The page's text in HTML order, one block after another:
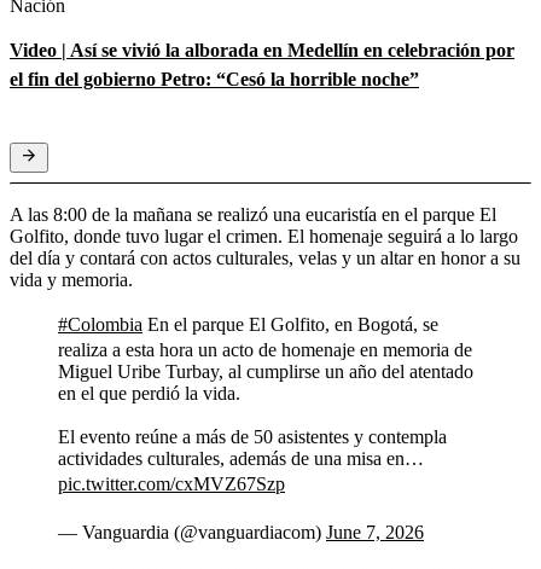
Nación
Video | Así se vivió la alborada en Medellín en celebración por
el fin del gobierno Petro: “Cesó la horrible noche”
A las 8:00 de la mañana se realizó una eucaristía en el parque El
Golfito, donde tuvo lugar el crimen. El homenaje seguirá a lo largo
del día y contará con actos culturales, velas y un altar en honor a su
vida y memoria.
#Colombia En el parque El Golfito, en Bogotá, se
realiza a esta hora un acto de homenaje en memoria de
Miguel Uribe Turbay, al cumplirse un año del atentado
en el que perdió la vida.
El evento reúne a más de 50 asistentes y contempla
actividades culturales, además de una misa en…
pic.twitter.com/cxMVZ67Szp
— Vanguardia (@vanguardiacom) June 7, 2026